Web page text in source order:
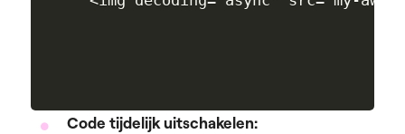
Code tijdelijk uitschakelen: